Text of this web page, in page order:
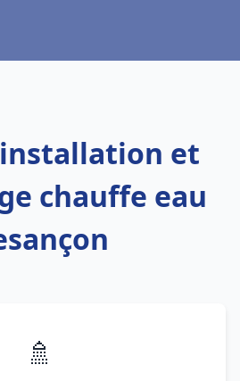
et
chauffe eau
🚿